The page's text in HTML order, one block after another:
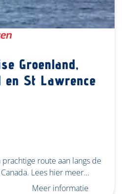
Groenland,
en St Lawrence
route aan langs de
Lees hier meer…
Meer informatie